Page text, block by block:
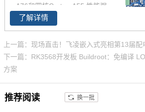
x-A76和四核Cortex-A55,性能强
大，可通过rk3588开发板产品简
介了解了rk3588功能特点，评估
芯片性能参数，飞凌为RK3588
提供了丰富的参考资料，包括rk3
588原理图、使用手册、应用笔
参考，rk3588开发板做了多重防
护设计，像静电、浪涌、脉冲群
了解详情
上一篇：现场直击！飞凌嵌入式亮相第13届
下一篇：RK3568开发板 Buildroot：免编译
方案
推荐阅读 换一批